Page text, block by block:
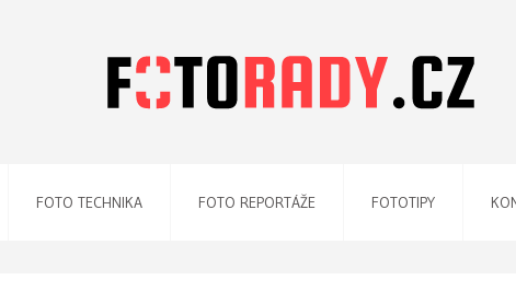
FOTO TECHNIKA FOTO REPORTÁŽE FOTOTIPY